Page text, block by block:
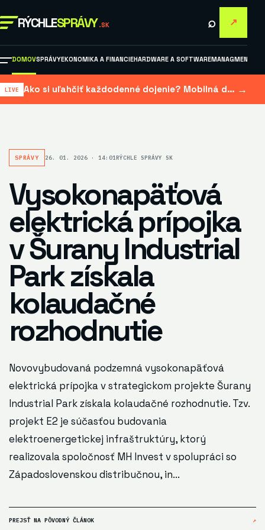
RÝCHLESPRÁVY .SK ⌕ ↗
DOMOVSPRÁVYEKONOMIKA A FINANCIEHARDWARE A SOFTWAREMANAGMENT A
Ako si uľahčiť každodenné dojenie? Mobilná dojačka šetrí čas aj námahu →
SPRÁVY 26. 01. 2026 · 14:01RÝCHLE SPRÁVY SK
Vysokonapäťová
elektrická prípojka
v Šurany Industrial
Park získala
kolaudačné
rozhodnutie
Novovybudovaná podzemná vysokonapäťová
elektrická prípojka v strategickom projekte Šurany
Industrial Park získala kolaudačné rozhodnutie. Tzv.
projekt E2 je súčasťou budovania
elektroenergetickej infraštruktúry, ktorý
realizovala spoločnosť MH Invest v spolupráci so
Západoslovenskou distribučnou, in...
PREJSŤ NA PÔVODNÝ ČLÁNOK ↗